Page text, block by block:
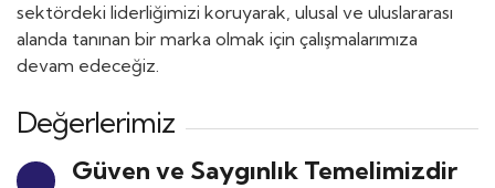
sektördeki liderliğimizi koruyarak, ulusal ve uluslararası
alanda tanınan bir marka olmak için çalışmalarımıza
devam edeceğiz.
Değerlerimiz
Güven ve Saygınlık Temelimizdir